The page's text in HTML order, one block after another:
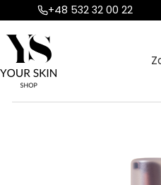
+48 532 32 00 22